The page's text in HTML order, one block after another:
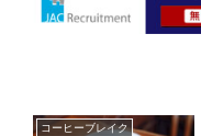
コーヒーブレイク